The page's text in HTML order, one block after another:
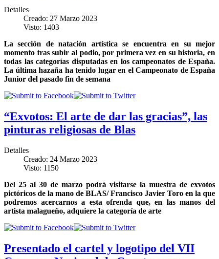
Detalles
Creado: 27 Marzo 2023
Visto: 1403
La sección de natación artística se encuentra en su mejor
momento tras subir al podio, por primera vez en su historia, en
todas las categorías disputadas en los campeonatos de España.
La última hazaña ha tenido lugar en el Campeonato de España
Junior del pasado fin de semana
“Exvotos: El arte de dar las gracias”, las
pinturas religiosas de Blas
Detalles
Creado: 24 Marzo 2023
Visto: 1150
Del 25 al 30 de marzo podrá visitarse la muestra de exvotos
pictóricos de la mano de BLAS/ Francisco Javier Toro en la que
podremos acercarnos a esta ofrenda que, en las manos del
artista malagueño, adquiere la categoría de arte
Presentado el cartel y logotipo del VII